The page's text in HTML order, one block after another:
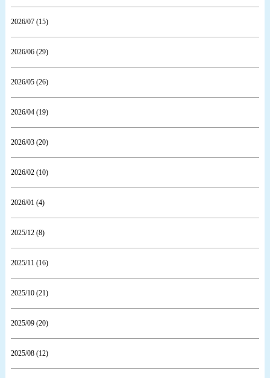
2026/07 (15)
2026/06 (29)
2026/05 (26)
2026/04 (19)
2026/03 (20)
2026/02 (10)
2026/01 (4)
2025/12 (8)
2025/11 (16)
2025/10 (21)
2025/09 (20)
2025/08 (12)